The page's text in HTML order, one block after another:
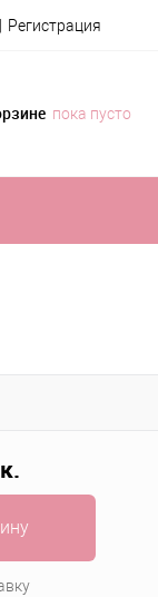
Регистрация
пока пусто